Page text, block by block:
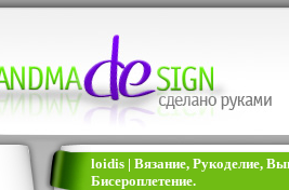
loidis | Вязание, Рукоделие,
Бисероплетение.